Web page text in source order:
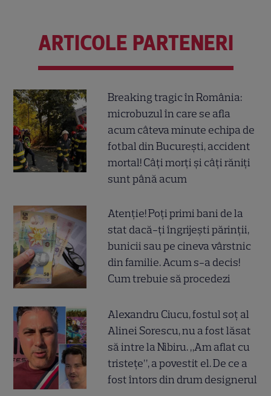
ARTICOLE PARTENERI
Breaking tragic în România:
microbuzul în care se afla
acum câteva minute echipa de
fotbal din București, accident
mortal! Câți morți și câți răniți
sunt până acum
Atenție! Poți primi bani de la
stat dacă-ți îngrijești părinții,
bunicii sau pe cineva vârstnic
din familie. Acum s-a decis!
Cum trebuie să procedezi
Alexandru Ciucu, fostul soț al
Alinei Sorescu, nu a fost lăsat
să intre la Nibiru. „Am aflat cu
tristețe”, a povestit el. De ce a
fost întors din drum designerul